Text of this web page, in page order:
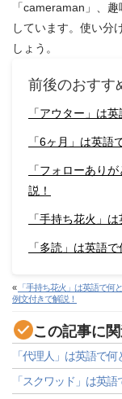
「cameraman」、
しています。使い分
しょう。
前後のおすす
「アウター」は
「6ヶ月」は英語
「フォローあり
説！
「手持ち花火」
「多読」は英語
« 「手持ち花火」は英語で何
例文付きで解説！
この記事に
「代理人」は英語で
「スクワッド」は英